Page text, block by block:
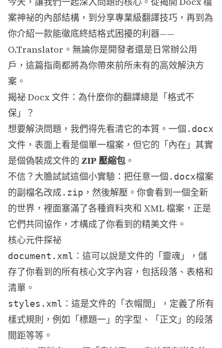
案神祕的內部結構，到分享專業級翻譯技巧，再到為
你介紹一款能徹底終結格式困擾的利器——
O.Translator 。無論你是開發者還是日常辦公用
戶，這篇指南都將為你帶來前所未有的高效解決方
案。
揭祕 Docx 文件：為什麼你的翻譯總是「格式不
保」？
想要解決問題，我們得先看清它的本質。一個 .docx
文件，表面上看是個單一檔案，但它的「內在」其實
是個偽裝成文件的 ZIP 壓縮包 。
不信？大膽試試這個小實驗：把任意一個 .docx檔案
的副檔名改成.zip ，然後解壓。你會看到一個全新
的世界，裡面塞滿了各種資料夾和 XML 檔案，正是
它們共同協作，才構成了你看到的精美文件。
核心元件探祕
document.xml ：這可以說是文件的「靈魂」，儲
存了你看到的所有核心文字內容，包括段落、表格和
清單。
styles.xml ：這是文件的「衣帽間」，定義了所有
樣式規則，例如「標題一」的字型、「正文」的段落
間距等等。